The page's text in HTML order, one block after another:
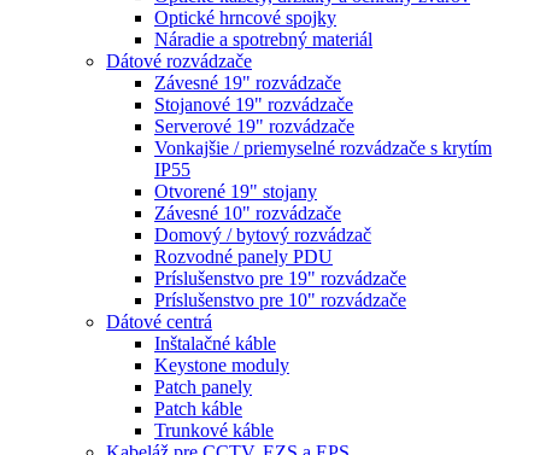
Optické hrncové spojky
Náradie a spotrebný materiál
Dátové rozvádzače
Závesné 19" rozvádzače
Stojanové 19" rozvádzače
Serverové 19" rozvádzače
Vonkajšie / priemyselné rozvádzače s krytím
IP55
Otvorené 19" stojany
Závesné 10" rozvádzače
Domový / bytový rozvádzač
Rozvodné panely PDU
Príslušenstvo pre 19" rozvádzače
Príslušenstvo pre 10" rozvádzače
Dátové centrá
Inštalačné káble
Keystone moduly
Patch panely
Patch káble
Trunkové káble